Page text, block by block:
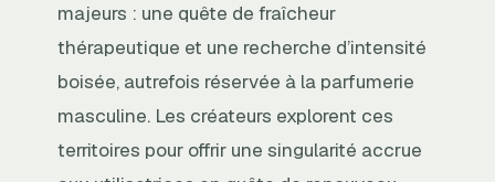
majeurs : une quête de fraîcheur
thérapeutique et une recherche d’intensité
boisée, autrefois réservée à la parfumerie
masculine. Les créateurs explorent ces
territoires pour offrir une singularité accrue